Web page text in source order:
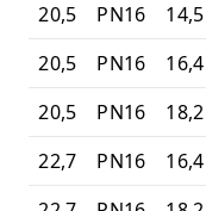
20,5
PN16 14,5
20,5
PN16 16,4
20,5
PN16 18,2
22,7
PN16 16,4